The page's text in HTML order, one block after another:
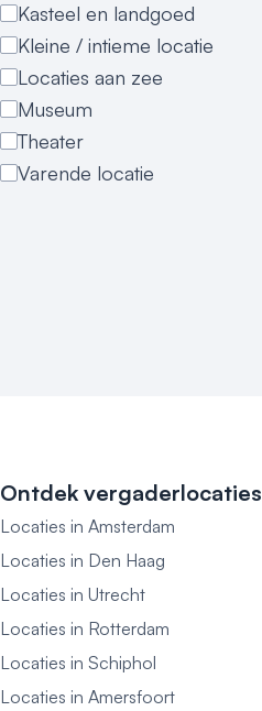
Kasteel en landgoed
Kleine / intieme locatie
Locaties aan zee
Museum
Theater
Varende locatie
Ontdek vergaderlocaties
Locaties in Amsterdam
Locaties in Den Haag
Locaties in Utrecht
Locaties in Rotterdam
Locaties in Schiphol
Locaties in Amersfoort